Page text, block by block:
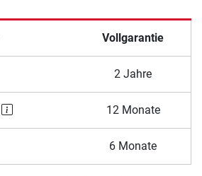
Vollgarantie
2 Jahre
12 Monate
6 Monate